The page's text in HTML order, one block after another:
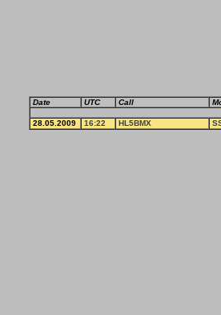
Date UTC Call
28.05.2009 16:22 HL5BMX